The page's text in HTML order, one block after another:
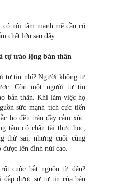
nội tâm mạnh mẽ cần có
chất lớn sau đây:
tự trào lộng bản thân
tự tin nhỉ? Người không tự
Còn một người tự tin
bản thân. Khi làm việc họ
sức mạnh tích cực tiến
họ đều tràn đầy cảm xúc.
tâm có chân tài thực học,
thử sai, nhưng cuối cùng
được lên đỉnh núi cao.
cuộc bắt nguồn từ đâu?
đắp được sự tự tin của bản